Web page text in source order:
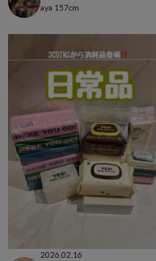
aya 157cm
2026.02.16